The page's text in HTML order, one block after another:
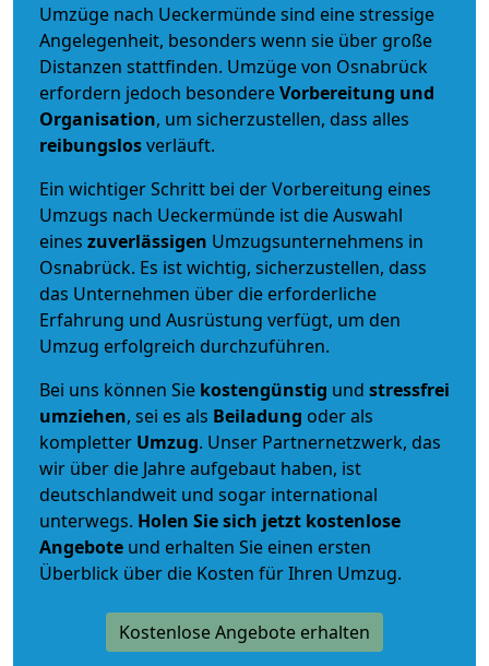
Umzüge nach Ueckermünde sind eine stressige
Angelegenheit, besonders wenn sie über große
Distanzen stattfinden. Umzüge von Osnabrück
erfordern jedoch besondereVorbereitung und
Organisation, um sicherzustellen, dass alles
reibungslosverläuft.
Ein wichtiger Schritt bei der Vorbereitung eines
Umzugs nach Ueckermünde ist die Auswahl
eines zuverlässigen Umzugsunternehmens in
Osnabrück. Es ist wichtig, sicherzustellen, dass
das Unternehmen über die erforderliche
Erfahrung und Ausrüstung verfügt, um den
Umzug erfolgreich durchzuführen.
Bei uns können Sie kostengünstig und stressfrei
umziehen, sei es als Beiladung oder als
kompletter Umzug. Unser Partnernetzwerk, das
wir über die Jahre aufgebaut haben, ist
deutschlandweit und sogar international
unterwegs. Holen Sie sich jetzt kostenlose
Angebote und erhalten Sie einen ersten
Überblick über die Kosten für Ihren Umzug.
Kostenlose Angebote erhalten